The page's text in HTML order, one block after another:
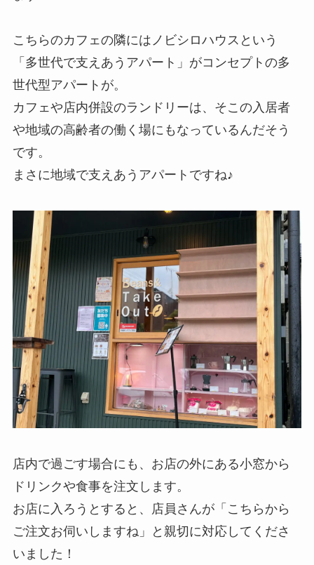
こちらのカフェの隣にはノビシロハウスという
「多世代で支えあうアパート」がコンセプトの多
世代型アパートが。
カフェや店内併設のランドリーは、そこの入居者
や地域の高齢者の働く場にもなっているんだそう
です。
まさに地域で支えあうアパートですね♪
店内で過ごす場合にも、お店の外にある小窓から
ドリンクや食事を注文します。
お店に入ろうとすると、店員さんが「こちらから
ご注文お伺いしますね」と親切に対応してくださ
いました！